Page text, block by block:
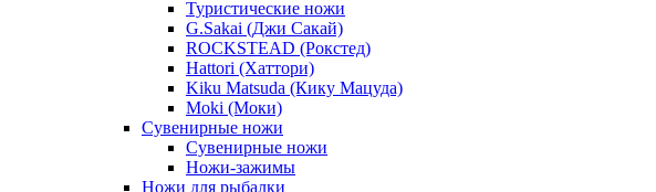
Туристические ножи
G.Sakai (Джи Сакай)
ROCKSTEAD (Рокстед)
Hattori (Хаттори)
Kiku Matsuda (Кику Мацуда)
Moki (Моки)
Сувенирные ножи
Сувенирные ножи
Ножи-зажимы
Ножи для рыбалки